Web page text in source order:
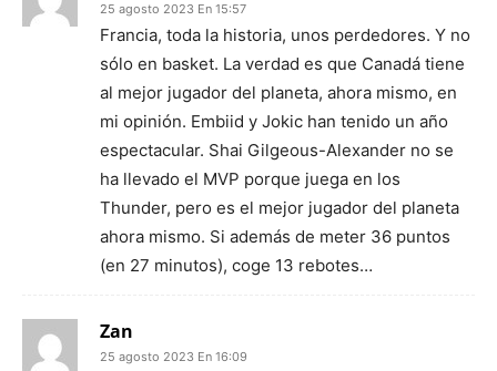
25 agosto 2023 En 15:57
Francia, toda la historia, unos perdedores. Y no
sólo en basket. La verdad es que Canadá tiene
al mejor jugador del planeta, ahora mismo, en
mi opinión. Embiid y Jokic han tenido un año
espectacular. Shai Gilgeous-Alexander no se
ha llevado el MVP porque juega en los
Thunder, pero es el mejor jugador del planeta
ahora mismo. Si además de meter 36 puntos
(en 27 minutos), coge 13 rebotes…
Zan
25 agosto 2023 En 16:09